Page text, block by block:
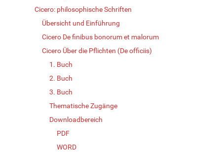
Cicero: philosophische Schriften
Übersicht und Einführung
Cicero De finibus bonorum et malorum
Cicero Über die Pflichten (De officiis)
1. Buch
2. Buch
3. Buch
Thematische Zugänge
Downloadbereich
PDF
WORD